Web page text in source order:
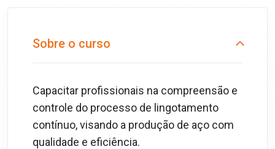
Sobre o curso
Capacitar profissionais na compreensão e
controle do processo de lingotamento
contínuo, visando a produção de aço com
qualidade e eficiência.